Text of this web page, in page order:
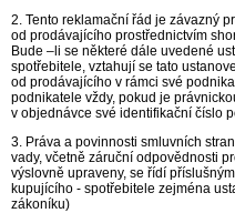
2. Tento reklamační řád je závazný
od prodávajícího prostřednictvím
Bude –li se některé dále uvedené
spotřebitele, vztahují se tato
od prodávajícího v rámci své
podnikatele vždy, pokud je
v objednávce své identifikační číslo
3. Práva a povinnosti smluvních
vady, včetně záruční odpovědnosti
výslovně upraveny, se řídí
kupujícího - spotřebitele zejména
zákoníku)